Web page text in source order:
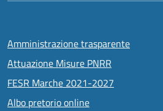
Amministrazione trasparente
Attuazione Misure PNRR
FESR Marche 2021-2027
Albo pretorio online